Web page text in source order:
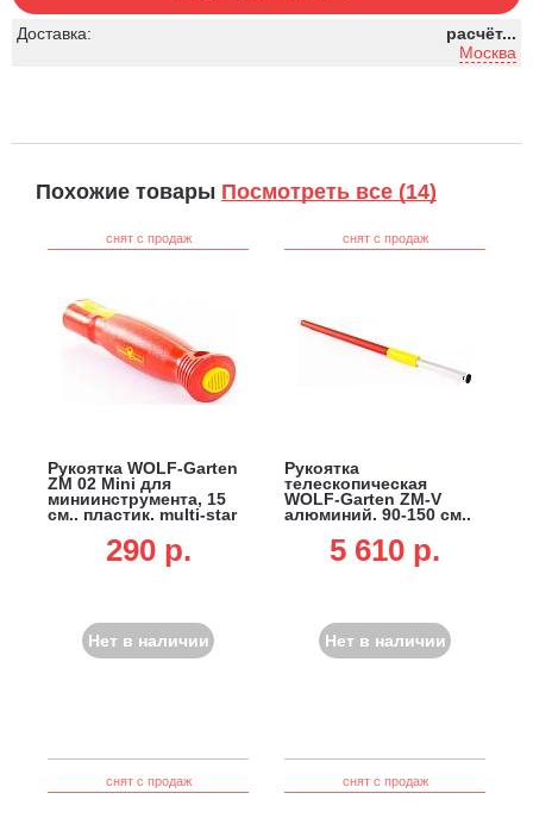
Доставка:
расчёт...
Москва
Похожие товары Посмотреть все (14)
снят с продаж
Рукоятка WOLF-Garten
ZM 02 Mini для
миниинструмента, 15
см., пластик, multi-star
290 p.
Нет в наличии
снят с продаж
Рукоятка
телескопическая
WOLF-Garten ZM-V
алюминий, 90-150 см.,
5 610 p.
Нет в наличии
снят с продаж снят с продаж